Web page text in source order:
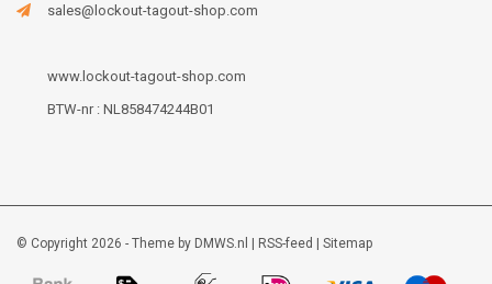
sales@lockout-tagout-shop.com
www.lockout-tagout-shop.com
BTW-nr : NL858474244B01
© Copyright 2026 - Theme by DMWS.nl RSS-feed Sitemap